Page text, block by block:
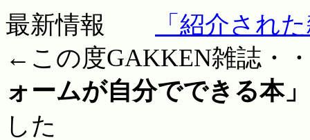
最新情報
「紹介され
←この度GAKKEN雑誌・
ォームが自分でできる本」
した